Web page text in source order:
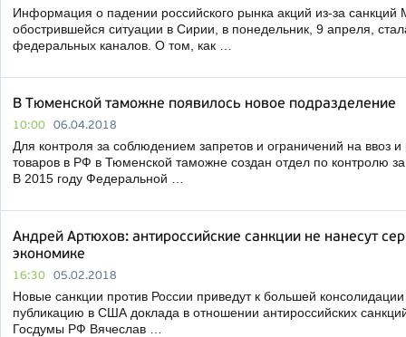
Информация о падении российского рынка акций из-за
обострившейся ситуации в Сирии, в понедельник, 9 апреля,
федеральных каналов. О том, как …
В Тюменской таможне появилось новое подразделение
10:00 06.04.2018
Для контроля за соблюдением запретов и ограничений на ввоз
товаров в РФ в Тюменской таможне создан отдел по контролю
В 2015 году Федеральной …
Андрей Артюхов: антироссийские санкции не нанесут
экономике
16:30 05.02.2018
Новые санкции против России приведут к большей
публикацию в США доклада в отношении антироссийских
Госдумы РФ Вячеслав …